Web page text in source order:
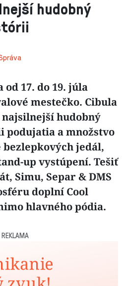
hudobný
17. do 19. júla
mestečko. Cibula
najsilnejší hudobný
a množstvo
jedál,
up vystúpení. Tešiť
Simu, Separ & DMS
doplní Cool
hlavného pódia.
REKLAMA